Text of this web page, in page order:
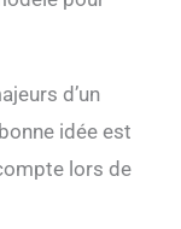
d’un
idée est
lors de